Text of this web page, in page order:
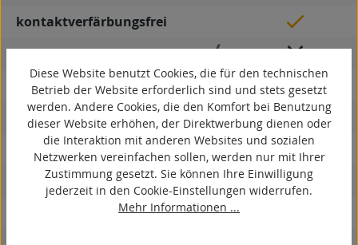
kontaktverfärbungsfrei
antistatisch
ESD
elektrisch leitfähig
korrosionsbeständig
hitzebeständig
autoklaventauglich
Diese Website benutzt Cookies, die für den technischen
Betrieb der Website erforderlich sind und stets gesetzt
werden. Andere Cookies, die den Komfort bei Benutzung
dieser Website erhöhen, der Direktwerbung dienen oder
die Interaktion mit anderen Websites und sozialen
Netzwerken vereinfachen sollen, werden nur mit Ihrer
Zustimmung gesetzt. Sie können Ihre Einwilligung
jederzeit in den Cookie-Einstellungen widerrufen.
Mehr Informationen ...